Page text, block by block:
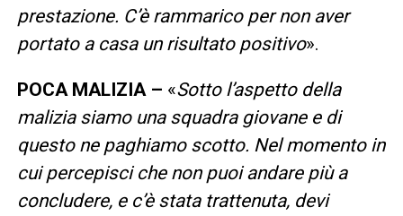
prestazione. C’è rammarico per non aver
portato a casa un risultato positivo».
POCA MALIZIA – «Sotto l’aspetto della
malizia siamo una squadra giovane e di
questo ne paghiamo scotto. Nel momento in
cui percepisci che non puoi andare più a
concludere, e c’è stata trattenuta, devi